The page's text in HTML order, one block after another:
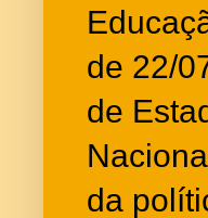
de 22/
de
da